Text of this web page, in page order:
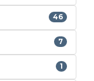
46
7
1